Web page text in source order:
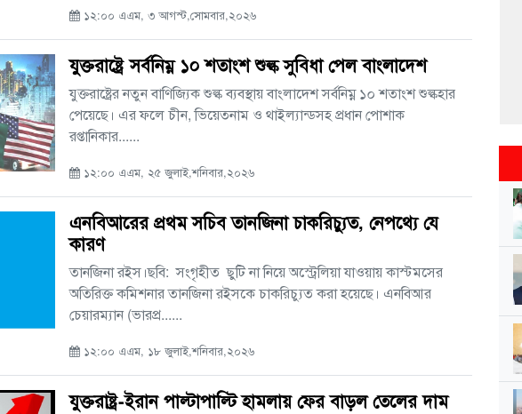
১২:০০ এএম, ৩ আগস্ট,সোমবার,২০২৬
যুক্তরাষ্ট্রে সর্বনিম্ন ১০ শতাংশ শুল্ক সুবিধা পেল বাংলাদেশ
যুক্তরাষ্ট্রের নতুন বাণিজ্যিক শুল্ক ব্যবস্থায় বাংলাদেশ সর্বনিম্ন ১০ শতাংশ শুল্কহার
পেয়েছে। এর ফলে চীন, ভিয়েতনাম ও থাইল্যান্ডসহ প্রধান পোশাক
রপ্তানিকার......
১২:০০ এএম, ২৫ জুলাই,শনিবার,২০২৬
এনবিআরের প্রথম সচিব তানজিনা চাকরিচ্যুত, নেপথ্যে যে
কারণ
তানজিনা রইস।ছবি: সংগৃহীত ছুটি না নিয়ে অস্ট্রেলিয়া যাওয়ায় কাস্টমসের
অতিরিক্ত কমিশনার তানজিনা রইসকে চাকরিচ্যুত করা হয়েছে। এনবিআর
চেয়ারম্যান (ভারপ্র......
১২:০০ এএম, ১৮ জুলাই,শনিবার,২০২৬
যুক্তরাষ্ট্র-ইরান পাল্টাপাল্টি হামলায় ফের বাড়ল তেলের দাম